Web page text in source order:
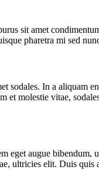
sit amet
pharetra mi sed
sodales. In a
et molestie vitae,
eget augue
ultricies elit. Duis